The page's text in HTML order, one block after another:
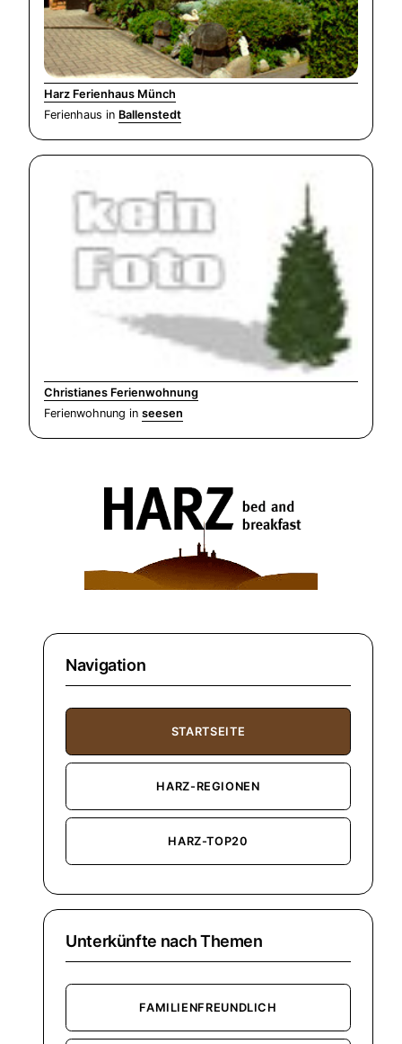
Harz Ferienhaus Münch
Ferienhaus in Ballenstedt
Christianes Ferienwohnung
Ferienwohnung in seesen
Navigation
STARTSEITE
HARZ-REGIONEN
HARZ-TOP20
Unterkünfte nach Themen
FAMILIENFREUNDLICH